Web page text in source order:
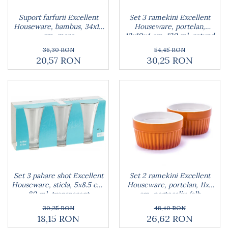
alimente
Oliviere si solnite
Platouri servire
Suporturi oale
Tavi servire
Suport servetele
Depozitare alimente
Caserole
Cutii Alimentare
Cutii pentru paine
Organizatoare frigider
Recipiente condimente
Accesorii mobilier
Suporturi si rame fotografii
Odorizante
Odorizante auto
Odorizante camera
Suport farfurii Excellent
Houseware, bambus, 34x12
cm, maro
36,30 RON
20,57 RON
Set 3 ramekini Excellent
Houseware, portelan,
13x10x4 cm, 130 ml, rotund
54,45 RON
30,25 RON
Set 3 pahare shot Excellent
Houseware, sticla, 5x8.5 cm,
80 ml, transparent
30,25 RON
18,15 RON
Set 2 ramekini Excellent
Houseware, portelan, 11x5
cm, portocaliu/alb
48,40 RON
26,62 RON